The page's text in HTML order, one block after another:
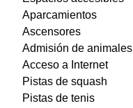
Aparcamientos
Ascensores
Admisión de animales
Acceso a Internet
Pistas de squash
Pistas de tenis